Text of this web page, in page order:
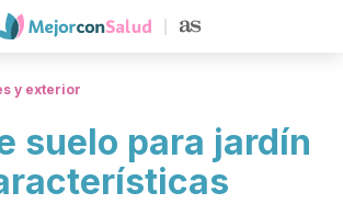
y exterior
suelo para jardín